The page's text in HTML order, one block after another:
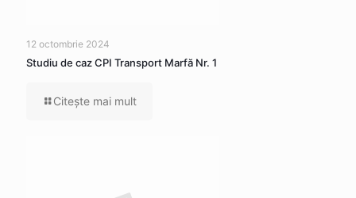
12 octombrie 2024
Studiu de caz CPI Transport Marfă Nr. 1
Citeşte mai mult